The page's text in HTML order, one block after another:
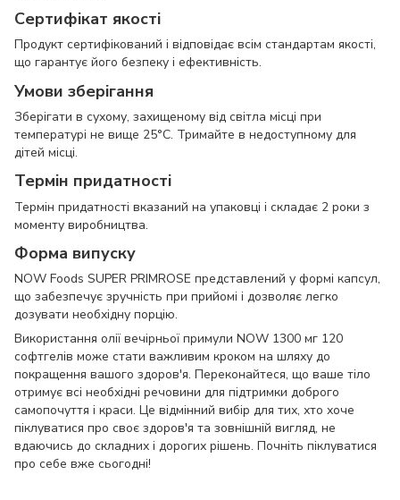
Сертифікат якості
Продукт сертифікований і відповідає всім стандартам якості,
що гарантує його безпеку і ефективність.
Умови зберігання
Зберігати в сухому, захищеному від світла місці при
температурі не вище 25°C. Тримайте в недоступному для
дітей місці.
Термін придатності
Термін придатності вказаний на упаковці і складає 2 роки з
моменту виробництва.
Форма випуску
NOW Foods SUPER PRIMROSE представлений у формі капсул,
що забезпечує зручність при прийомі і дозволяє легко
дозувати необхідну порцію.
Використання олії вечірньої примули NOW 1300 мг 120
софтгелів може стати важливим кроком на шляху до
покращення вашого здоров'я. Переконайтеся, що ваше тіло
отримує всі необхідні речовини для підтримки доброго
самопочуття і краси. Це відмінний вибір для тих, хто хоче
піклуватися про своє здоров'я та зовнішній вигляд, не
вдаючись до складних і дорогих рішень. Почніть піклуватися
про себе вже сьогодні!